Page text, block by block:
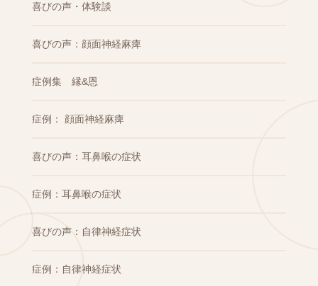
喜びの声・体験談
喜びの声：顔面神経麻痺
症例集 縁&恩
症例： 顔面神経麻痺
喜びの声：耳鼻喉の症状
症例：耳鼻喉の症状
喜びの声：自律神経症状
症例：自律神経症状